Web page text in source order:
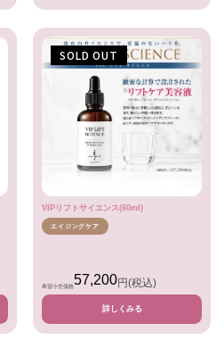
SOLD OUT
VIPリフトサイエンス(60ml)
エイジングケア
希望小売価格57,200円(税込)
詳しくみる